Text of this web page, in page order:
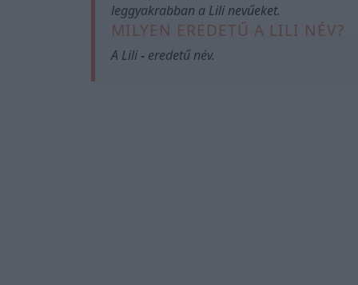
leggyakrabban a Lili nevűeket.
MILYEN EREDETŰ A LILI NÉV?
A Lili- eredetű név.